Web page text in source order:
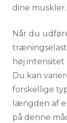
dine muskler.
Når du
høj intensitet
Du kan
forskellige
længden af
på denne